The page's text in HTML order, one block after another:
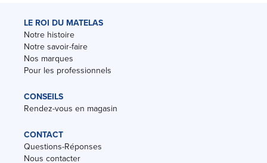
LE ROI DU MATELAS
Notre histoire
Notre savoir-faire
Nos marques
Pour les professionnels
CONSEILS
Rendez-vous en magasin
CONTACT
Questions-Réponses
Nous contacter